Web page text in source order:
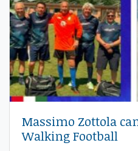
Massimo Zottola
Walking Football